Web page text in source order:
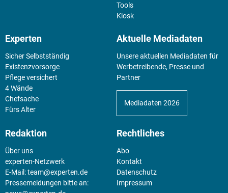
Tools
Kiosk
Experten
Sicher Selbstständig
Existenz­vorsorge
Pflege versichert
4 Wände
Chefsache
Fürs Alter
Aktuelle Mediadaten
Unsere aktuellen Mediadaten für
Werbetreibende, Presse und
Partner
Mediadaten 2026
Redaktion
Über uns
experten-Netzwerk
E-Mail:team@experten.de
Pressemeldungen bitte an:
Rechtliches
Abo
Kontakt
Datenschutz
Impressum